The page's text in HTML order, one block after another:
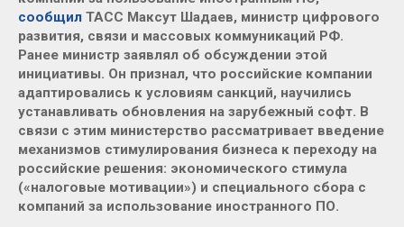
сообщил ТАСС Максут Шадаев, министр цифрового
развития, связи и массовых коммуникаций РФ.
Ранее министр заявлял об обсуждении этой
инициативы. Он признал, что российские компании
адаптировались к условиям санкций, научились
устанавливать обновления на зарубежный софт. В
связи с этим министерство рассматривает введение
механизмов стимулирования бизнеса к переходу на
российские решения: экономического стимула
(«налоговые мотивации») и специального сбора с
компаний за использование иностранного ПО.